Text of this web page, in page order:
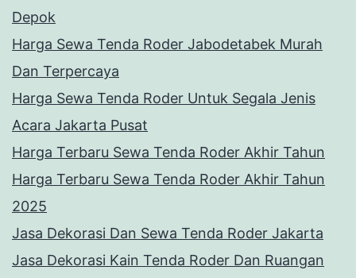
Depok
Harga Sewa Tenda Roder Jabodetabek Murah
Dan Terpercaya
Harga Sewa Tenda Roder Untuk Segala Jenis
Acara Jakarta Pusat
Harga Terbaru Sewa Tenda Roder Akhir Tahun
Harga Terbaru Sewa Tenda Roder Akhir Tahun
2025
Jasa Dekorasi Dan Sewa Tenda Roder Jakarta
Jasa Dekorasi Kain Tenda Roder Dan Ruangan